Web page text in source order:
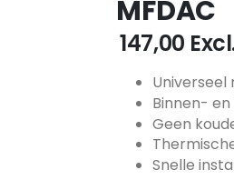
MFDAC
€ 147,00
Binnen-
Geen
Snelle